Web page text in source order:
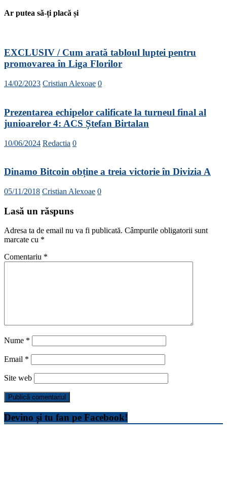
Ar putea să-ți placă și
EXCLUSIV / Cum arată tabloul luptei pentru
promovarea în Liga Florilor
14/02/2023 Cristian Alexoae 0
Prezentarea echipelor calificate la turneul final al
junioarelor 4: ACS Ștefan Birtalan
10/06/2024 Redactia 0
Dinamo Bitcoin obține a treia victorie în Divizia A
05/11/2018 Cristian Alexoae 0
Lasă un răspuns
Adresa ta de email nu va fi publicată. Câmpurile obligatorii sunt
marcate cu *
Comentariu *
Nume *
Email *
Site web
Devino și tu fan pe Facebook!